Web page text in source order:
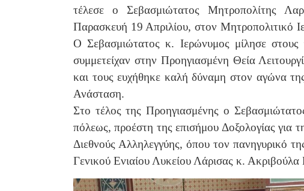
τέλεσε ο Σεβασμιώτατος Μητροπολίτης
Παρασκευή 19 Απριλίου, στον Μητροπολιτικό
Ο Σεβασμιώτατος κ. Ιερώνυμος μίλησε στους
συμμετείχαν στην Προηγιασμένη Θεία
και τους ευχήθηκε καλή δύναμη στον αγώνα
Ανάσταση.
Στο τέλος της Προηγιασμένης ο
πόλεως, προέστη της επισήμου Δοξολογίας για
Διεθνούς Αλληλεγγύης, όπου τον πανηγυρικό
Γενικού Ενιαίου Λυκείου Λάρισας κ. Ακριβούλα